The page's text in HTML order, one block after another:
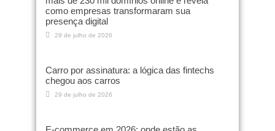
como empresas transformaram sua
presença digital
29 de julho de 2026
Carro por assinatura: a lógica das fintechs
chegou aos carros
29 de julho de 2026